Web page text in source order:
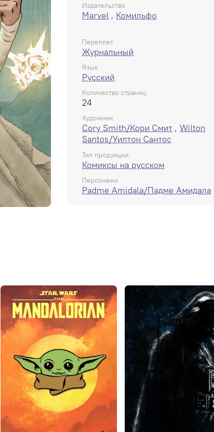
Мягкий переплет, 163х245 мм., 24 стр.
Издательство
Marvel , Комильфо
Переплет
Журнальный
Язык
Русский
Количество страниц
24
Художник
Cory Smith/Кори Смит , Wilton
Santos/Уилтон Сантос
Тип продукции
Комиксы на русском
Персонажи
Padme Amidala/Падме Амидала